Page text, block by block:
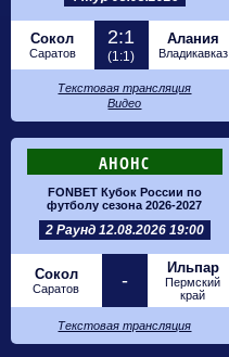
Сокол
Саратов
2:1
(1:1)
Алания
Владикавказ
Текстовая трансляция
Видео
АНОНС
FONBET Кубок России по
футболу сезона 2026-2027
2 Раунд 12.08.2026 19:00
Сокол
Саратов -
Ильпар
Пермский
край
Текстовая трансляция